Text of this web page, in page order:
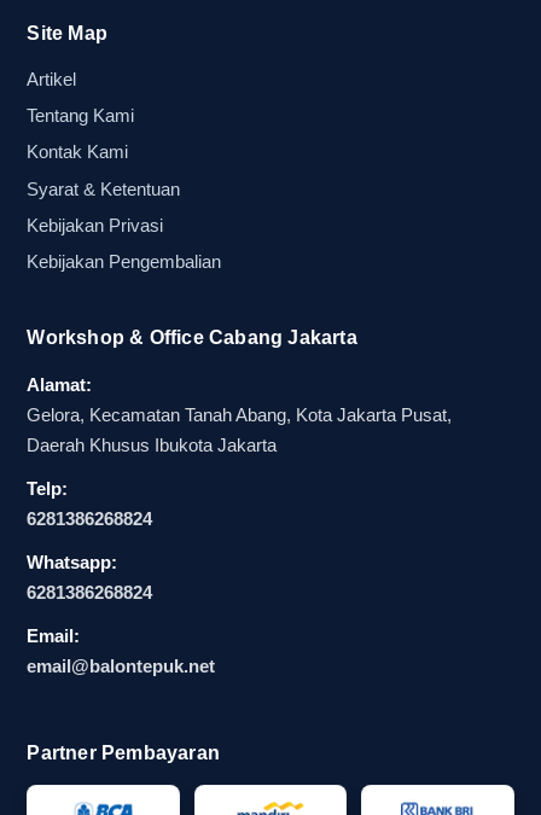
Risiko memilih supplier yang kurang
siap logo cepat pudar, warna tidak
konsisten, dan distribusi massal yang
berantakan
Risiko paling umum saat memilih supplier yang
kurang siap adalah logo cepat pudar setelah
banyak peserta, kualitas sablon harus tetap stabil
Masalah lain yang sering muncul adalah
terlambat sampai lokasi atau tercampur dengan
atribut lain. Kondisi seperti ini sering terjadi ketika
sehingga hasil cetak kurang rapi saat dibagikan
menjelang hari pelaksanaan.
Site Map
Artikel
Tentang Kami
Kontak Kami
Syarat & Ketentuan
Kebijakan Privasi
Kebijakan Pengembalian
Workshop & Office Cabang Jakarta
Alamat:
Gelora, Kecamatan Tanah Abang, Kota Jakarta Pusat,
Daerah Khusus Ibukota Jakarta
Telp:
6281386268824
Whatsapp:
6281386268824
Email:
email@balontepuk.net
Partner Pembayaran